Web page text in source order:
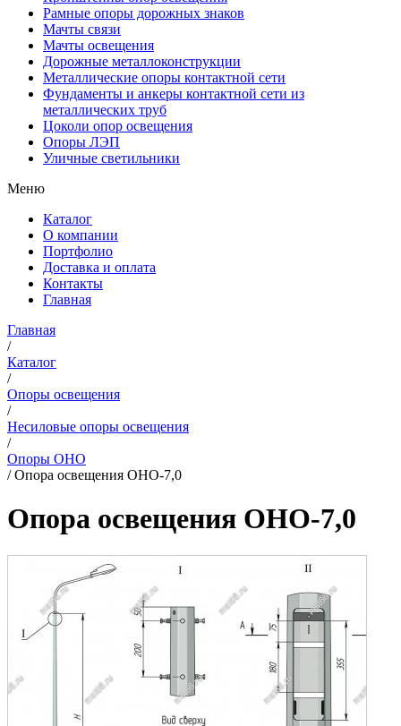
Рамные опоры дорожных знаков
Мачты связи
Мачты освещения
Дорожные металлоконструкции
Металлические опоры контактной сети
Фундаменты и анкеры контактной сети из
металлических труб
Цоколи опор освещения
Опоры ЛЭП
Уличные светильники
Меню
Каталог
О компании
Портфолио
Доставка и оплата
Контакты
Главная
Главная
/
Каталог
/
Опоры освещения
/
Несиловые опоры освещения
/
Опоры ОНО
/Опора освещения ОНО-7,0
Опора освещения ОНО-7,0